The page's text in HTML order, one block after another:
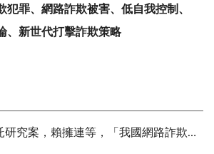
犯罪、網路詐欺被害、低自我控制、
、新世代打擊詐欺策略
，賴擁連等，「我國網路詐欺被害調查與防制研究」.pdf